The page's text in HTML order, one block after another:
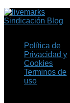
Sindicación Blog
Política de
Privacidad y
Cookies
Terminos de
uso